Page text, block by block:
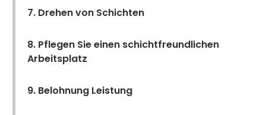
Warum Grabschichten
kommt,
Ist eine 40-Stunden-
7. Drehen von Schichten
8. Pflegen Sie einen schichtfreundlichen
Arbeitsplatz
9. Belohnung Leistung